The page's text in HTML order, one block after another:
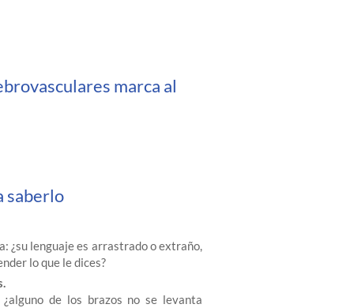
marca al
saberlo
¿su lenguaje es arrastrado o extraño,
lo que le dices?
de los brazos no se levanta